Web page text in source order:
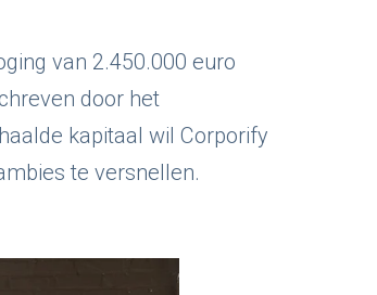
van 2.450.000 euro
door het
kapitaal wil Corporify
te versnellen.